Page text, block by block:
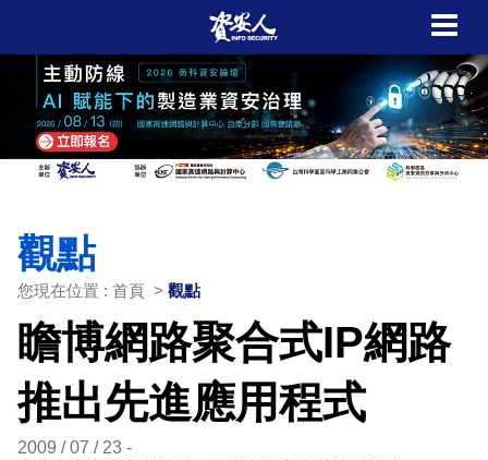
觀點
您現在位置 : 首頁 > 觀點
瞻博網路聚合式IP網路
推出先進應用程式
2009 / 07 / 23